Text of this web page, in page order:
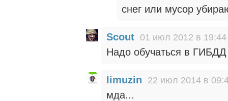
снег или мусор
Scout 01 июл 2012 в 19:44
Надо обучаться в
limuzin 22 июл 2014 в
мда...